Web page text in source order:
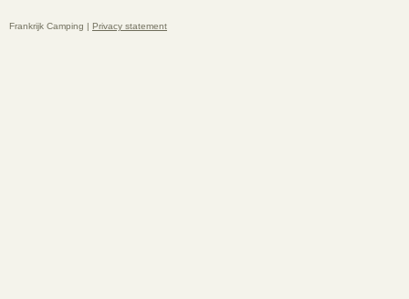
Frankrijk Camping | Privacy statement